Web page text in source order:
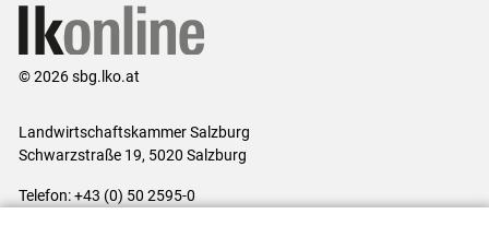
© 2026 sbg.lko.at
Landwirtschaftskammer Salzburg
Schwarzstraße 19, 5020 Salzburg
Telefon: +43 (0) 50 2595-0